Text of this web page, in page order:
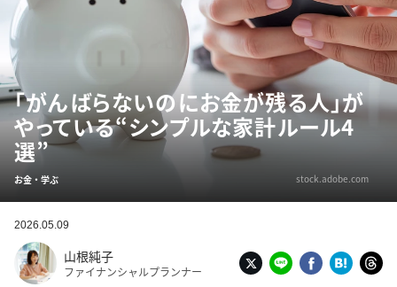
「がんばらないのにお金が残る人」が
やっている“シンプルな家計ルール4
選”
お金・学ぶ stock.adobe.com
2026.05.09
山根純子
ファイナンシャルプランナー